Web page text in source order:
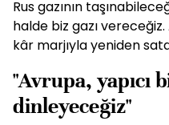
Rus gazının
halde biz gazı
kâr marjıyla yeniden
"Avrupa, yapıcı
dinleyeceğiz"